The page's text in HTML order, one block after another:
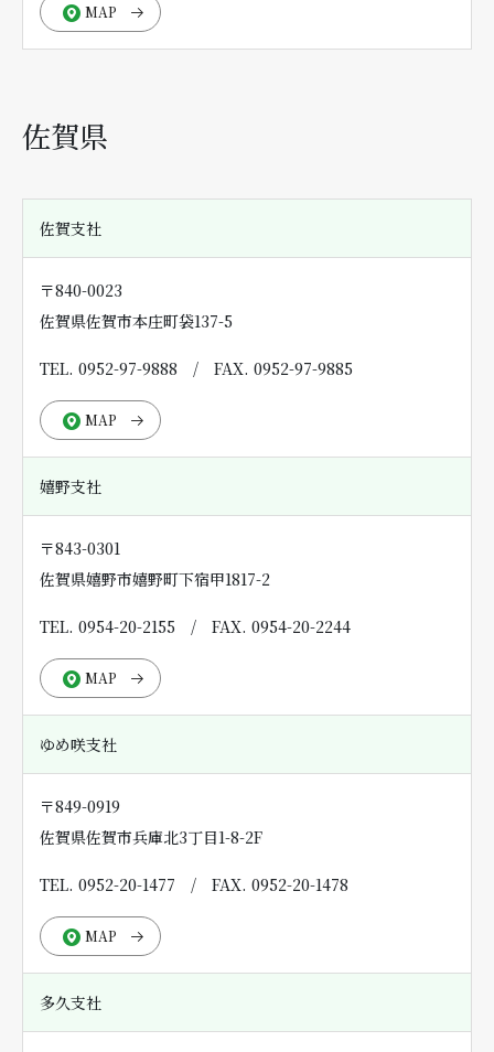
MAP
佐賀県
佐賀支社
〒840-0023
佐賀県佐賀市本庄町袋137-5
TEL. 0952-97-9888 / FAX. 0952-97-9885
MAP
嬉野支社
〒843-0301
佐賀県嬉野市嬉野町下宿甲1817-2
TEL. 0954-20-2155 / FAX. 0954-20-2244
MAP
ゆめ咲支社
〒849-0919
佐賀県佐賀市兵庫北3丁目1-8-2F
TEL. 0952-20-1477 / FAX. 0952-20-1478
MAP
多久支社